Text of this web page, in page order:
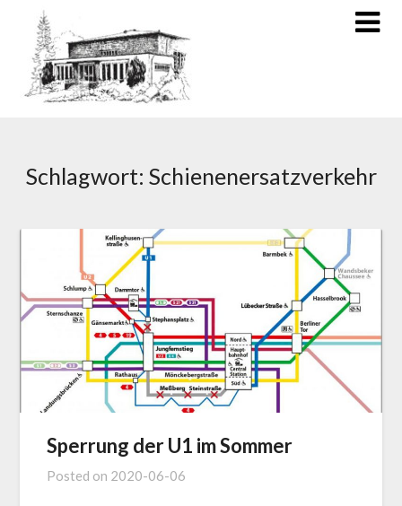
Schlagwort: Schienenersatzverkehr
Sperrung der U1 im Sommer
Posted on 2020-06-06